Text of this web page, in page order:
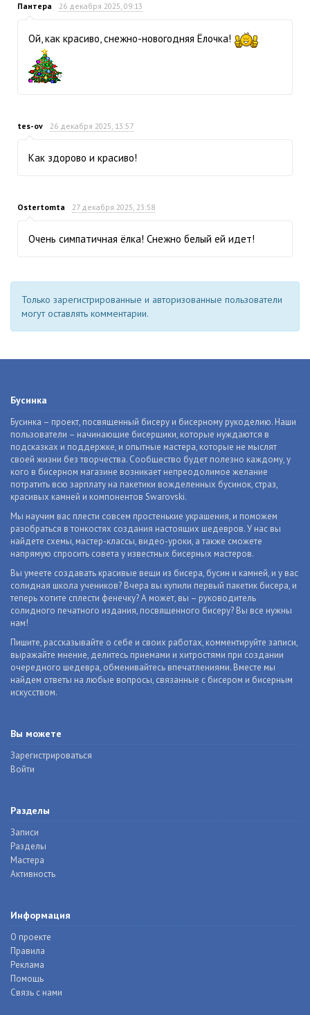
Пантера 26 декабря 2025, 09:13
Ой, как красиво, снежно-новогодняя Ёлочка!
tes-ov 26 декабря 2025, 13:57
Как здорово и красиво!
Ostertomta 27 декабря 2025, 23:58
Очень симпатичная ёлка! Снежно белый ей идет!
Только зарегистрированные и авторизованные пользователи
могут оставлять комментарии.
Бусинка
Бусинка – проект, посвященный бисеру и бисерному рукоделию. Наши
пользователи – начинающие бисерщики, которые нуждаются в
подсказках и поддержке, и опытные мастера, которые не мыслят
своей жизни без творчества. Сообщество будет полезно каждому, у
кого в бисерном магазине возникает непреодолимое желание
потратить всю зарплату на пакетики вожделенных бусинок, страз,
красивых камней и компонентов Swarovski.
Мы научим вас плести совсем простенькие украшения, и поможем
разобраться в тонкостях создания настоящих шедевров. У нас вы
найдете схемы, мастер-классы, видео-уроки, а также сможете
напрямую спросить совета у известных бисерных мастеров.
Вы умеете создавать красивые вещи из бисера, бусин и камней, и у вас
солидная школа учеников? Вчера вы купили первый пакетик бисера, и
теперь хотите сплести фенечку? А может, вы – руководитель
солидного печатного издания, посвященного бисеру? Вы все нужны
нам!
Пишите, рассказывайте о себе и своих работах, комментируйте записи,
выражайте мнение, делитесь приемами и хитростями при создании
очередного шедевра, обменивайтесь впечатлениями. Вместе мы
найдем ответы на любые вопросы, связанные с бисером и бисерным
искусством.
Вы можете
Зарегистрироваться
Войти
Разделы
Записи
Разделы
Мастера
Активность
Информация
О проекте
Правила
Реклама
Помощь
Связь с нами